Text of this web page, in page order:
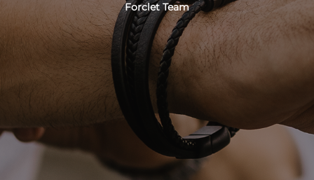
Forclet Team